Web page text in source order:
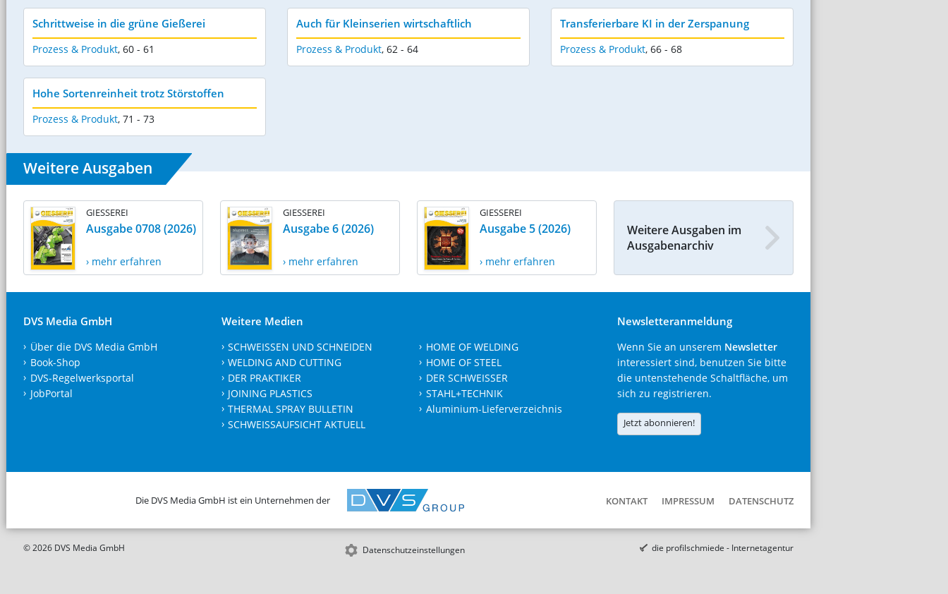
Schrittweise in die grüne Gießerei
Prozess & Produkt, 60 - 61
Auch für Kleinserien wirtschaftlich
Prozess & Produkt, 62 - 64
Transferierbare KI in der Zerspanung
Prozess & Produkt, 66 - 68
Hohe Sortenreinheit trotz Störstoffen
Prozess & Produkt, 71 - 73
Weitere Ausgaben
GIESSEREI
Ausgabe 0708 (2026)
› mehr erfahren
GIESSEREI
Ausgabe 6 (2026)
› mehr erfahren
GIESSEREI
Ausgabe 5 (2026)
› mehr erfahren
Weitere Ausgaben im
Ausgabenarchiv
DVS Media GmbH
Über die DVS Media GmbH
Book-Shop
DVS-Regelwerksportal
JobPortal
Weitere Medien
SCHWEISSEN UND SCHNEIDEN
WELDING AND CUTTING
DER PRAKTIKER
JOINING PLASTICS
THERMAL SPRAY BULLETIN
SCHWEISSAUFSICHT AKTUELL
HOME OF WELDING
HOME OF STEEL
DER SCHWEISSER
STAHL+TECHNIK
Aluminium-Lieferverzeichnis
Newsletteranmeldung
Wenn Sie an unserem Newsletter
interessiert sind, benutzen Sie bitte
die untenstehende Schaltfläche, um
sich zu registrieren.
Jetzt abonnieren!
Die DVS Media GmbH ist ein Unternehmen der KONTAKT IMPRESSUM DATENSCHUTZ
© 2026 DVS Media GmbH Datenschutzeinstellungen die profilschmiede - Internetagentur